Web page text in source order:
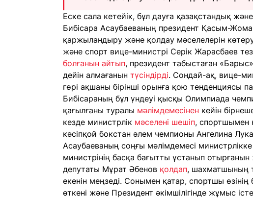
Еске сала кетейік, бұл дауға қазақстандық
Бибісара Асаубаеваның президент Қасым-
қаржыландыру және қолдау мәселелерін
және спорт вице-министрі Серік Жарасбаев
болғанын айтып, президент табыстаған
дейін алмағанын түсіндірді. Сондай-ақ, вице-
гөрі ақшаны бірінші орынға қою тенденциясы
Бибісараның бұл үндеуі қысқы Олимпиада
қағылғаны туралы мәлімдемесінен кейін
кезде министрлік мәселені шешіп, спортшымен
кәсіпқой бокстан әлем чемпионы Ангелина
Асаубаеваның соңғы мәлімдемесі министрлікке
министрінің басқа бағытты ұстанып
депутаты Мұрат Әбенов қолдап, шахматшының
екенін меңзеді. Сонымен қатар, спортшы
өткені және Президент әкімшілігінде жұмыс